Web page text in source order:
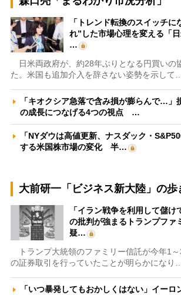
「トレンド転換のスイッチに
れ”した市場心理を変える「日
…
日米両政府が、約28年ぶりとなる円買いの
た。米国も追加介入を辞さない姿勢を示して
「キオクシア急落で含み損が膨らんで…」
の成長につなげる4つの視点 …
「NYダウは高値更新、ナスダック・
する米国株市場の変化 半…
大前研一「ビジネス新大陸」の歩
「イラン戦争を利用して儲け
の批判が強まるトランプファ
疑…
トランプ大統領のファミリー信託が今年1
の証券取引を行っていたことが明らかになり
「いつ暴発してもおかしくはない」イーロ